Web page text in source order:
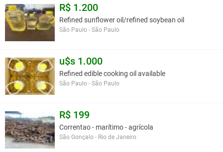
R$ 1.200
Refined sunflower oil/refined soybean oil
São Paulo - São Paulo
u$s 1.000
Refined edible cooking oil available
São Paulo - São Paulo
R$ 199
Correntao - marítimo - agrícola
São Gonçalo - Rio de Janeiro